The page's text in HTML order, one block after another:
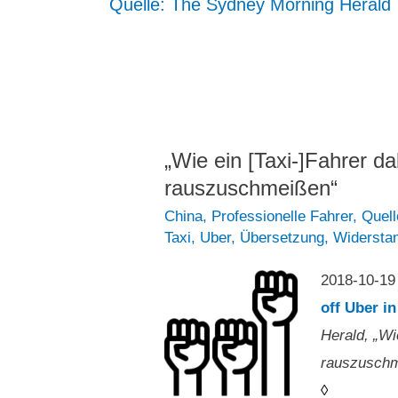
Quelle: The Sydney Morning Herald
„Wie ein [Taxi-]Fahrer
rauszuschmeißen“
China, Professionelle Fahrer,
Taxi, Uber, Übersetzung,
2018-10-
off Uber
Herald,
◊